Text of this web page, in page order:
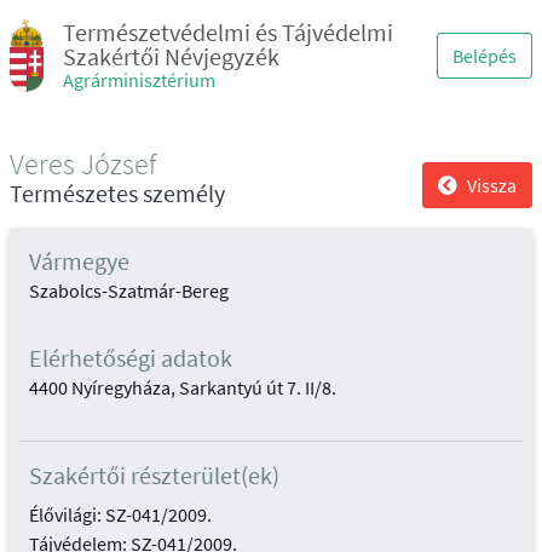
Természetvédelmi és Tájvédelmi
Szakértői Névjegyzék
Agrárminisztérium
Belépés
Veres József
Természetes személy Vissza
Vármegye
Szabolcs-Szatmár-Bereg
Elérhetőségi adatok
4400 Nyíregyháza, Sarkantyú út 7. II/8.
Szakértői részterület(ek)
Élővilági: SZ-041/2009.
Tájvédelem: SZ-041/2009.